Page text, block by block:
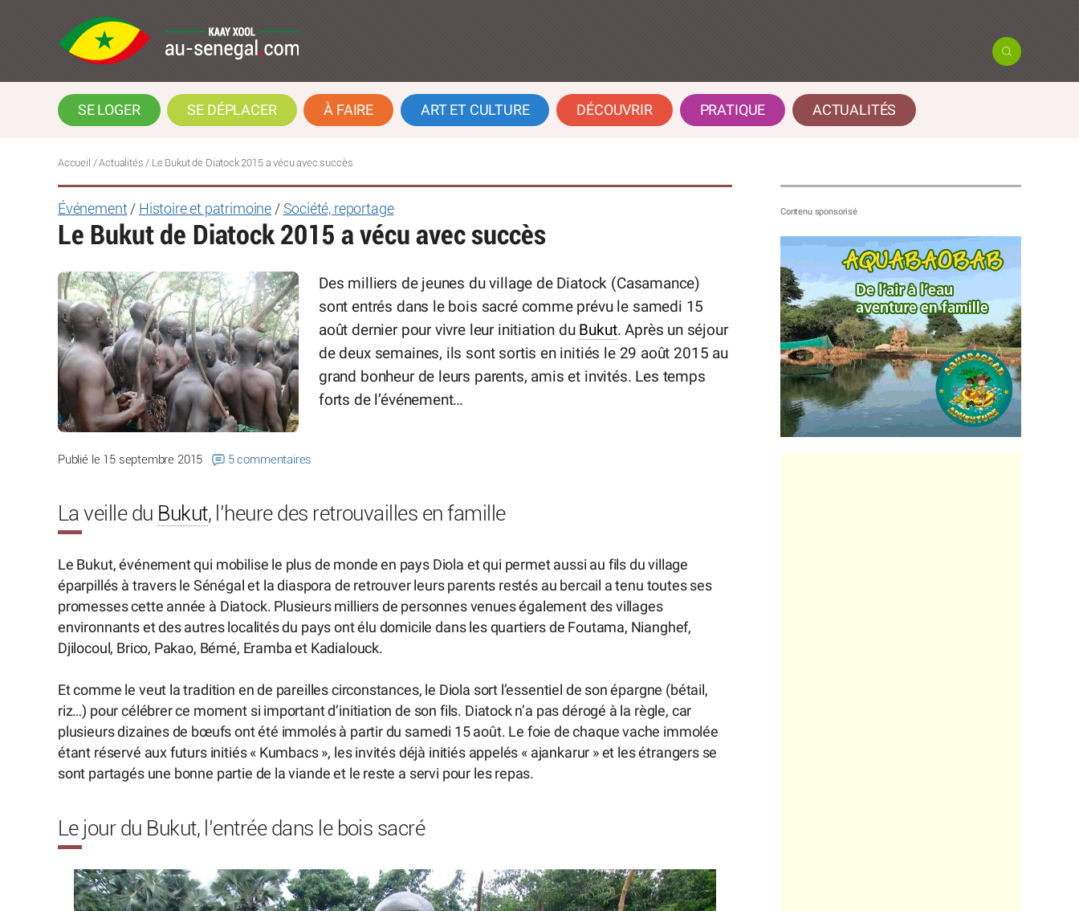
SE LOGER SE DÉPLACER À FAIRE ART ET CULTURE DÉCOUVRIR PRATIQUE ACTUALITÉS
Accueil /Actualités / Le Bukut de Diatock 2015 a vécu avec succès
Événement/ Histoire et patrimoine / Société, reportage
Le Bukut de Diatock 2015 a vécu avec succès
Des milliers de jeunes du village de Diatock (Casamance)
sont entrés dans le bois sacré comme prévu le samedi 15
août dernier pour vivre leur initiation du Bukut. Après un séjour
de deux semaines, ils sont sortis en initiés le 29 août 2015 au
grand bonheur de leurs parents, amis et invités. Les temps
forts de l’événement…
Publié le 15 septembre 2015 5 commentaires
La veille du Bukut, l’heure des retrouvailles en famille
Le Bukut, événement qui mobilise le plus de monde en pays Diola et qui permet aussi au fils du village
éparpillés à travers le Sénégal et la diaspora de retrouver leurs parents restés au bercail a tenu toutes ses
promesses cette année à Diatock. Plusieurs milliers de personnes venues également des villages
environnants et des autres localités du pays ont élu domicile dans les quartiers de Foutama, Nianghef,
Djilocoul, Brico, Pakao, Bémé, Eramba et Kadialouck.
Et comme le veut la tradition en de pareilles circonstances, le Diola sort l’essentiel de son épargne (bétail,
riz…) pour célébrer ce moment si important d’initiation de son fils. Diatock n’a pas dérogé à la règle, car
plusieurs dizaines de bœufs ont été immolés à partir du samedi 15 août. Le foie de chaque vache immolée
étant réservé aux futurs initiés « Kumbacs », les invités déjà initiés appelés « ajankarur » et les étrangers se
sont partagés une bonne partie de la viande et le reste a servi pour les repas.
Le jour du Bukut, l’entrée dans le bois sacré